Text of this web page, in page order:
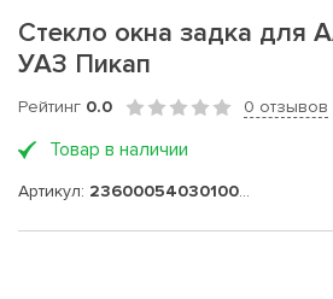
Стекло окна задка для
УАЗ Пикап
Рейтинг 0.0 0 отзывов
Товар в наличии
Артикул: 236000540301000-05